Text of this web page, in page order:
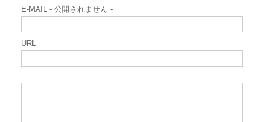
E-MAIL - 公開されません -
URL